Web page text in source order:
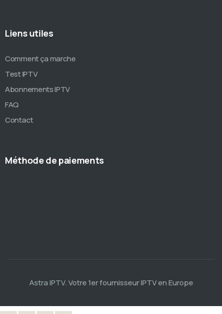
Liens utiles
Comment ça marche
Test IPTV
Abonnements IPTV
FAQ
Contact
Méthode de paiements
Astra IPTV. Votre 1er fournisseur IPTV en Europe